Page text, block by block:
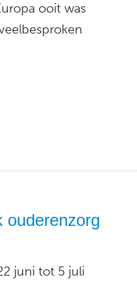
ooit was
ouderenzorg
juni tot 5 juli